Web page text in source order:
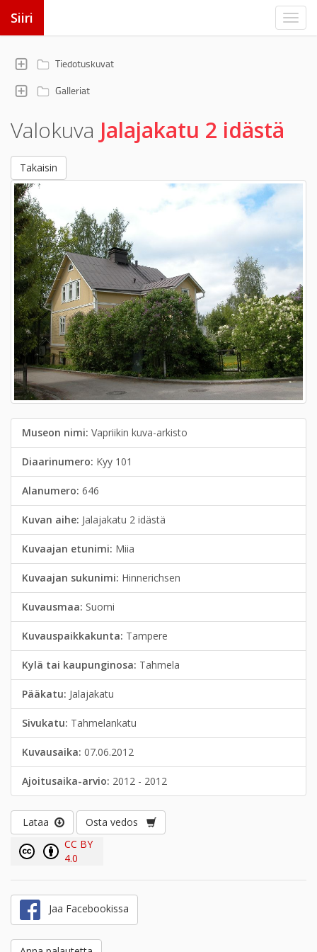
Siiri
Tiedotuskuvat
Galleriat
Valokuva Jalajakatu 2 idästä
Takaisin
Museon nimi: Vapriikin kuva-arkisto
Diaarinumero: Kyy 101
Alanumero: 646
Kuvan aihe: Jalajakatu 2 idästä
Kuvaajan etunimi: Miia
Kuvaajan sukunimi: Hinnerichsen
Kuvausmaa: Suomi
Kuvauspaikkakunta: Tampere
Kylä tai kaupunginosa: Tahmela
Pääkatu: Jalajakatu
Sivukatu: Tahmelankatu
Kuvausaika: 07.06.2012
Ajoitusaika-arvio: 2012 - 2012
Lataa
Osta vedos
CC BY
4.0
Jaa Facebookissa